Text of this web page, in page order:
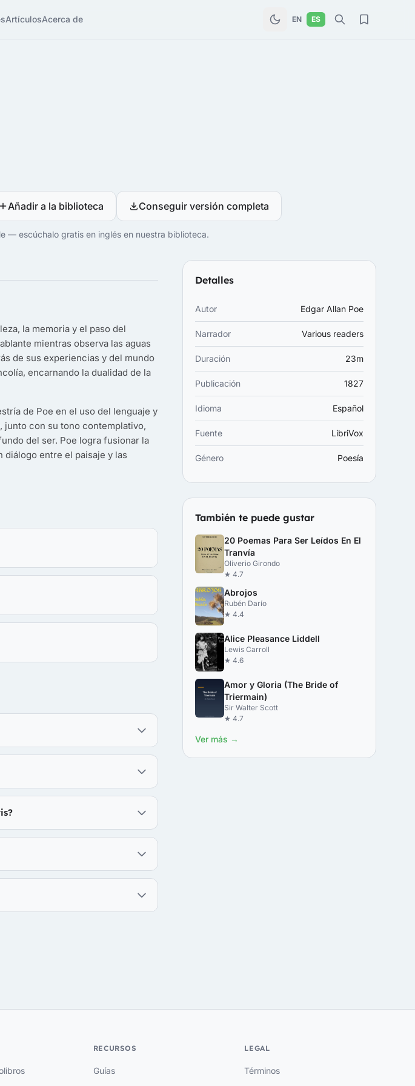
ArtículosAcerca de EN ES
Añadir a la biblioteca Conseguir versión completa
— escúchalo gratis en inglés en nuestra biblioteca.
la memoria y el paso del
mientras observa las aguas
de sus experiencias y del mundo
encarnando la dualidad de la
de Poe en el uso del lenguaje y
junto con su tono contemplativo,
del ser. Poe logra fusionar la
entre el paisaje y las
Detalles
Autor Edgar Allan Poe
Narrador Various readers
Duración 23m
Publicación 1827
Idioma Español
Fuente LibriVox
Género Poesía
También te puede gustar
20 Poemas Para Ser Leídos En El
Tranvía
Oliverio Girondo
★ 4.7
Abrojos
Rubén Darío
★ 4.4
Alice Pleasance Liddell
Lewis Carroll
★ 4.6
Amor y Gloria (The Bride of
Triermain)
Sir Walter Scott
★ 4.7
Ver más →
RECURSOS
Guías
LEGAL
Términos